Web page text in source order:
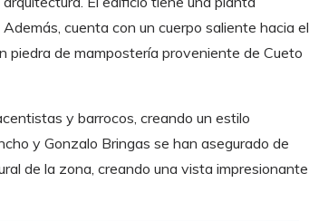
cuenta con un cuerpo saliente hacia el
piedra de mampostería proveniente de Cueto
y barrocos, creando un estilo
y Gonzalo Bringas se han asegurado de
de la zona, creando una vista impresionante